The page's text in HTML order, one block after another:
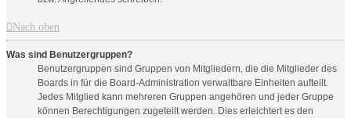
Nach oben
Was sind Benutzergruppen?
Benutzergruppen sind Gruppen von Mitgliedern, die die Mitglieder des
Boards in für die Board-Administration verwaltbare Einheiten aufteilt.
Jedes Mitglied kann mehreren Gruppen angehören und jeder Gruppe
können Berechtigungen zugeteilt werden. Dies erleichtert es den